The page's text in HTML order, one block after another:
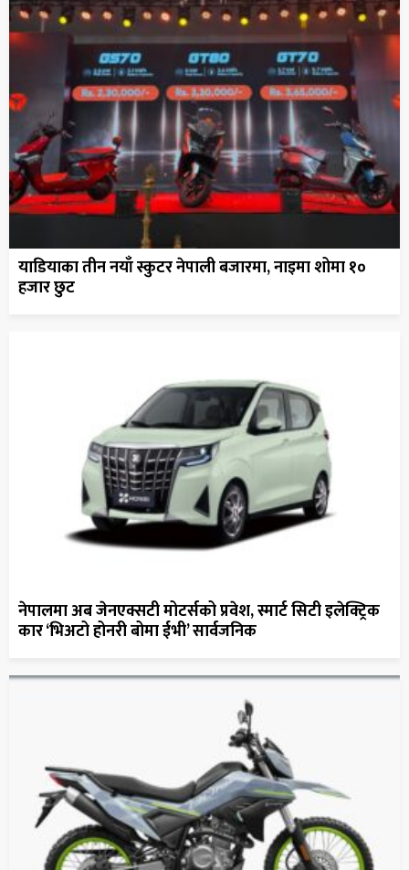
याडियाका तीन नयाँ स्कुटर नेपाली बजारमा, नाइमा शोमा १०
हजार छुट
नेपालमा अब जेनएक्सटी मोटर्सको प्रवेश, स्मार्ट सिटी इलेक्ट्रिक
कार ‘भिअटो होनरी बोमा ईभी’ सार्वजनिक